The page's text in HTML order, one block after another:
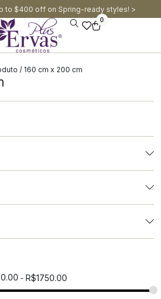
to $400 off on Spring-ready styles! >​
0
/ 160 cm x 200 cm
R$1750.00